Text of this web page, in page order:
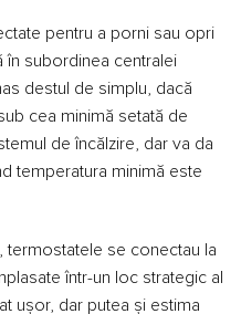
pentru a porni sau opri
în subordinea centralei
destul de simplu, dacă
cea minimă setată de
de încălzire, dar va da
temperatura minimă este
termostatele se conectau la
într-un loc strategic al
ușor, dar putea și estima